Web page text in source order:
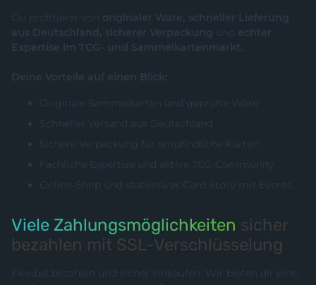
Du profitierst von originaler Ware, schneller Lieferung
aus Deutschland, sicherer Verpackung und echter
Expertise im TCG- und Sammelkartenmarkt.
Deine Vorteile auf einen Blick:
Originale Sammelkarten und geprüfte Ware
Schneller Versand aus Deutschland
Sichere Verpackung für empfindliche Karten
Fachliche Expertise und aktive TCG-Community
Online-Shop und stationärer Card Store mit Events
Viele Zahlungsmöglichkeiten sicher
bezahlen mit SSL-Verschlüsselung
Flexibel bezahlen und sicher einkaufen: Wir bieten dir eine